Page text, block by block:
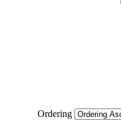
Ordering